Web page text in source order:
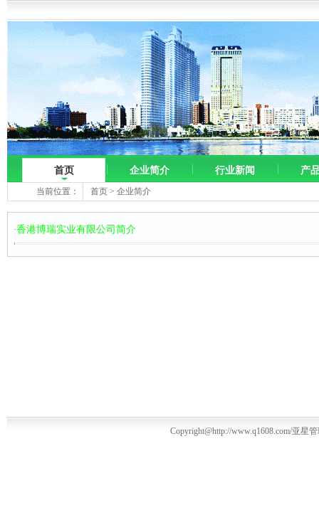
首页 企业简介 行业新闻 产
当前位置： 首页 > 企业简介
·香港博瑞实业有限公司简介
Copyright@http://www.q1608.com/亚星